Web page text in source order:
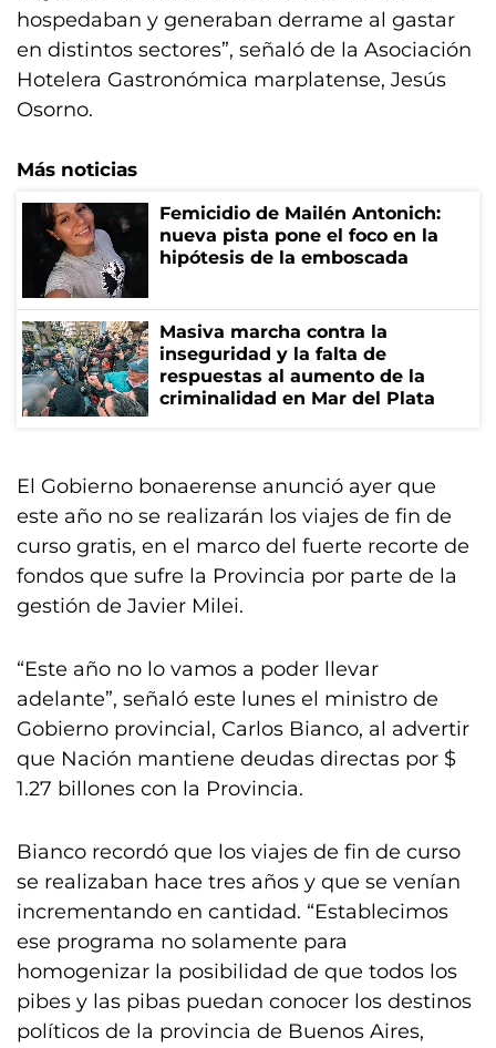
hospedaban y generaban derrame al gastar
en distintos sectores”, señaló de la Asociación
Hotelera Gastronómica marplatense, Jesús
Osorno.
Más noticias
Femicidio de Mailén Antonich:
nueva pista pone el foco en la
hipótesis de la emboscada
Masiva marcha contra la
inseguridad y la falta de
respuestas al aumento de la
criminalidad en Mar del Plata
El Gobierno bonaerense anunció ayer que
este año no se realizarán los viajes de fin de
curso gratis, en el marco del fuerte recorte de
fondos que sufre la Provincia por parte de la
gestión de Javier Milei.
“Este año no lo vamos a poder llevar
adelante”, señaló este lunes el ministro de
Gobierno provincial, Carlos Bianco, al advertir
que Nación mantiene deudas directas por $
1.27 billones con la Provincia.
Bianco recordó que los viajes de fin de curso
se realizaban hace tres años y que se venían
incrementando en cantidad. “Establecimos
ese programa no solamente para
homogenizar la posibilidad de que todos los
pibes y las pibas puedan conocer los destinos
políticos de la provincia de Buenos Aires,